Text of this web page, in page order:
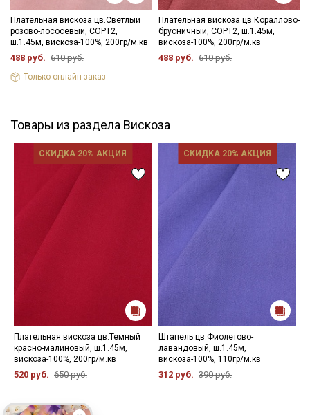
Плательная вискоза цв.Светлый
розово-лососевый, СОРТ2,
ш.1.45м, вискоза-100%, 200гр/м.кв
488 руб. 610 руб.
Только онлайн-заказ
Плательная вискоза цв.Кораллово-
брусничный, СОРТ2, ш.1.45м,
вискоза-100%, 200гр/м.кв
488 руб. 610 руб.
Товары из раздела Вискоза
СКИДКА 20% АКЦИЯ
Плательная вискоза цв.Темный
красно-малиновый, ш.1.45м,
вискоза-100%, 200гр/м.кв
520 руб. 650 руб.
СКИДКА 20% АКЦИЯ
Штапель цв.Фиолетово-
лавандовый, ш.1.45м,
вискоза-100%, 110гр/м.кв
312 руб. 390 руб.